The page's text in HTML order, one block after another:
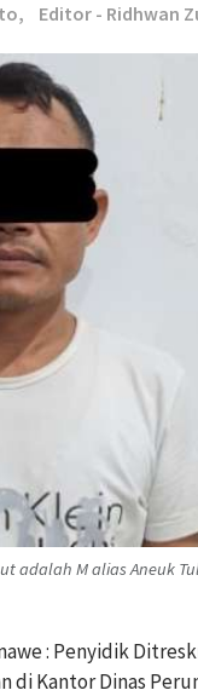
Editor - Ridhwan
adalah M alias Aneuk
: Penyidik
Kantor Dinas